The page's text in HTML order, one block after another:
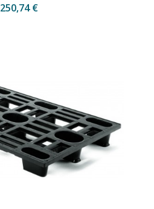
250,74 €